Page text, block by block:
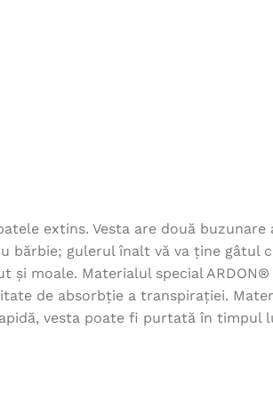
extins. Vesta are două buzunare
gulerul înalt vă va ține gâtul
moale. Materialul special ARDON®
de absorbție a transpirației.
vesta poate fi purtată în